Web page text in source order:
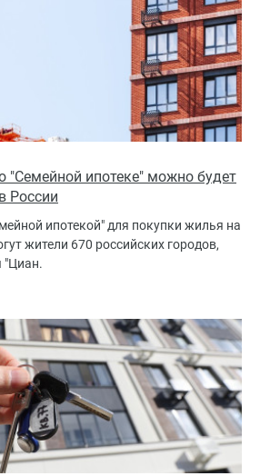
"Семейной ипотеке" можно будет
России
ипотекой" для покупки жилья на
жители 670 российских городов,
"Циан.